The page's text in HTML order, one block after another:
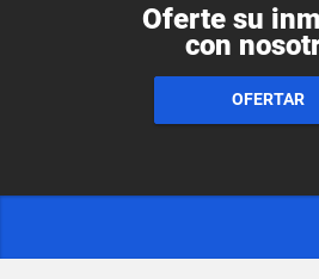
Oferte su
con
OFERTAR